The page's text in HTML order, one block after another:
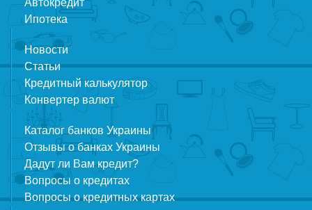
Автокредит
Ипотека
Новости
Статьи
Кредитный калькулятор
Конвертер валют
Каталог банков Украины
Отзывы о банках Украины
Дадут ли Вам кредит?
Вопросы о кредитах
Вопросы о кредитных картах